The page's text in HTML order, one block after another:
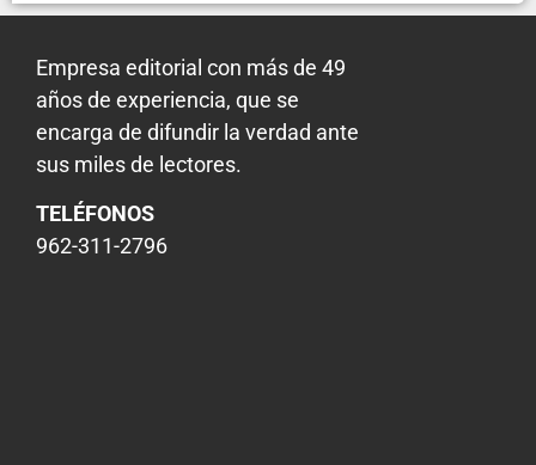
Empresa editorial con más de 49
años de experiencia, que se
encarga de difundir la verdad ante
sus miles de lectores.
TELÉFONOS
962-311-2796